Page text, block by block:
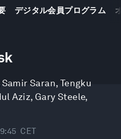
デジタル会員プログラム
Samir Saran, Tengku
Aziz, Gary Steele,
CET